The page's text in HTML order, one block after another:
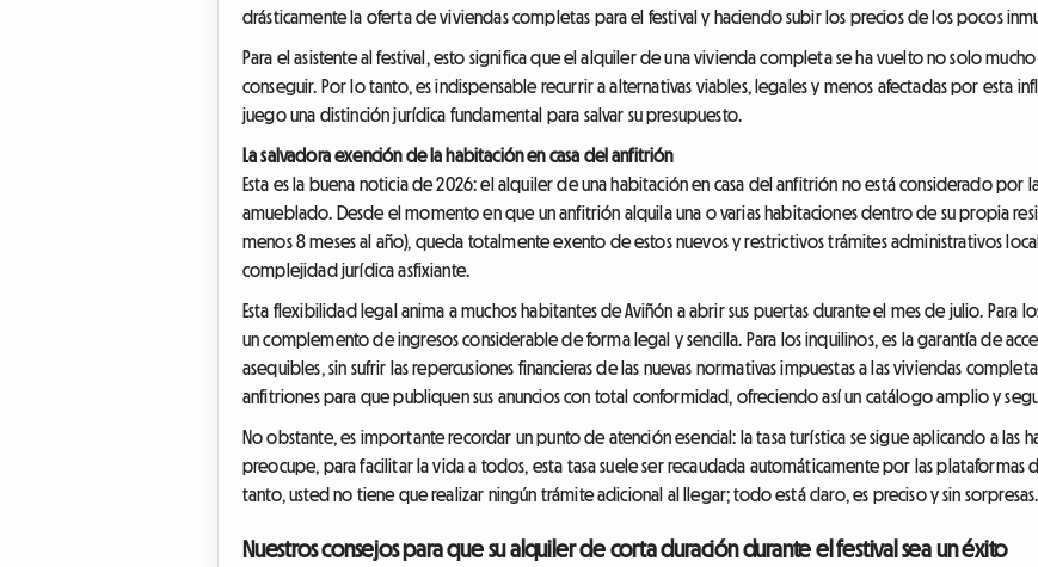
drásticamente la oferta de viviendas completas para el festival y haciendo subir los precios de los pocos
Para el asistente al festival, esto significa que el alquiler de una vivienda completa se ha vuelto no solo
conseguir. Por lo tanto, es indispensable recurrir a alternativas viables, legales y menos afectadas por esta
juego una distinción jurídica fundamental para salvar su presupuesto.
La salvadora exención de la habitación en casa del anfitrión
Esta es la buena noticia de 2026: el alquiler de una habitación en casa del anfitrión no está considerado por
amueblado. Desde el momento en que un anfitrión alquila una o varias habitaciones dentro de su propia
menos 8 meses al año), queda totalmente exento de estos nuevos y restrictivos trámites administrativos
complejidad jurídica asfixiante.
Esta flexibilidad legal anima a muchos habitantes de Aviñón a abrir sus puertas durante el mes de julio.
un complemento de ingresos considerable de forma legal y sencilla. Para los inquilinos, es la garantía de
asequibles, sin sufrir las repercusiones financieras de las nuevas normativas impuestas a las viviendas
anfitriones para que publiquen sus anuncios con total conformidad, ofreciendo así un catálogo amplio y
No obstante, es importante recordar un punto de atención esencial: la tasa turística se sigue aplicando a las
preocupe, para facilitar la vida a todos, esta tasa suele ser recaudada automáticamente por las
tanto, usted no tiene que realizar ningún trámite adicional al llegar; todo está claro, es preciso y sin sorpresas.
Nuestros consejos para que su alquiler de corta duración durante el festival sea un éxito